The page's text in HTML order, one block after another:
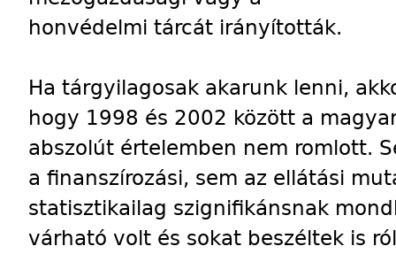
honvédelmi tárcát irányították.
Ha tárgyilagosak akarunk lenni,
hogy 1998 és 2002 között a
abszolút értelemben nem romlott.
a finanszírozási, sem az ellátási
statisztikailag szignifikánsnak
várható volt és sokat beszéltek is